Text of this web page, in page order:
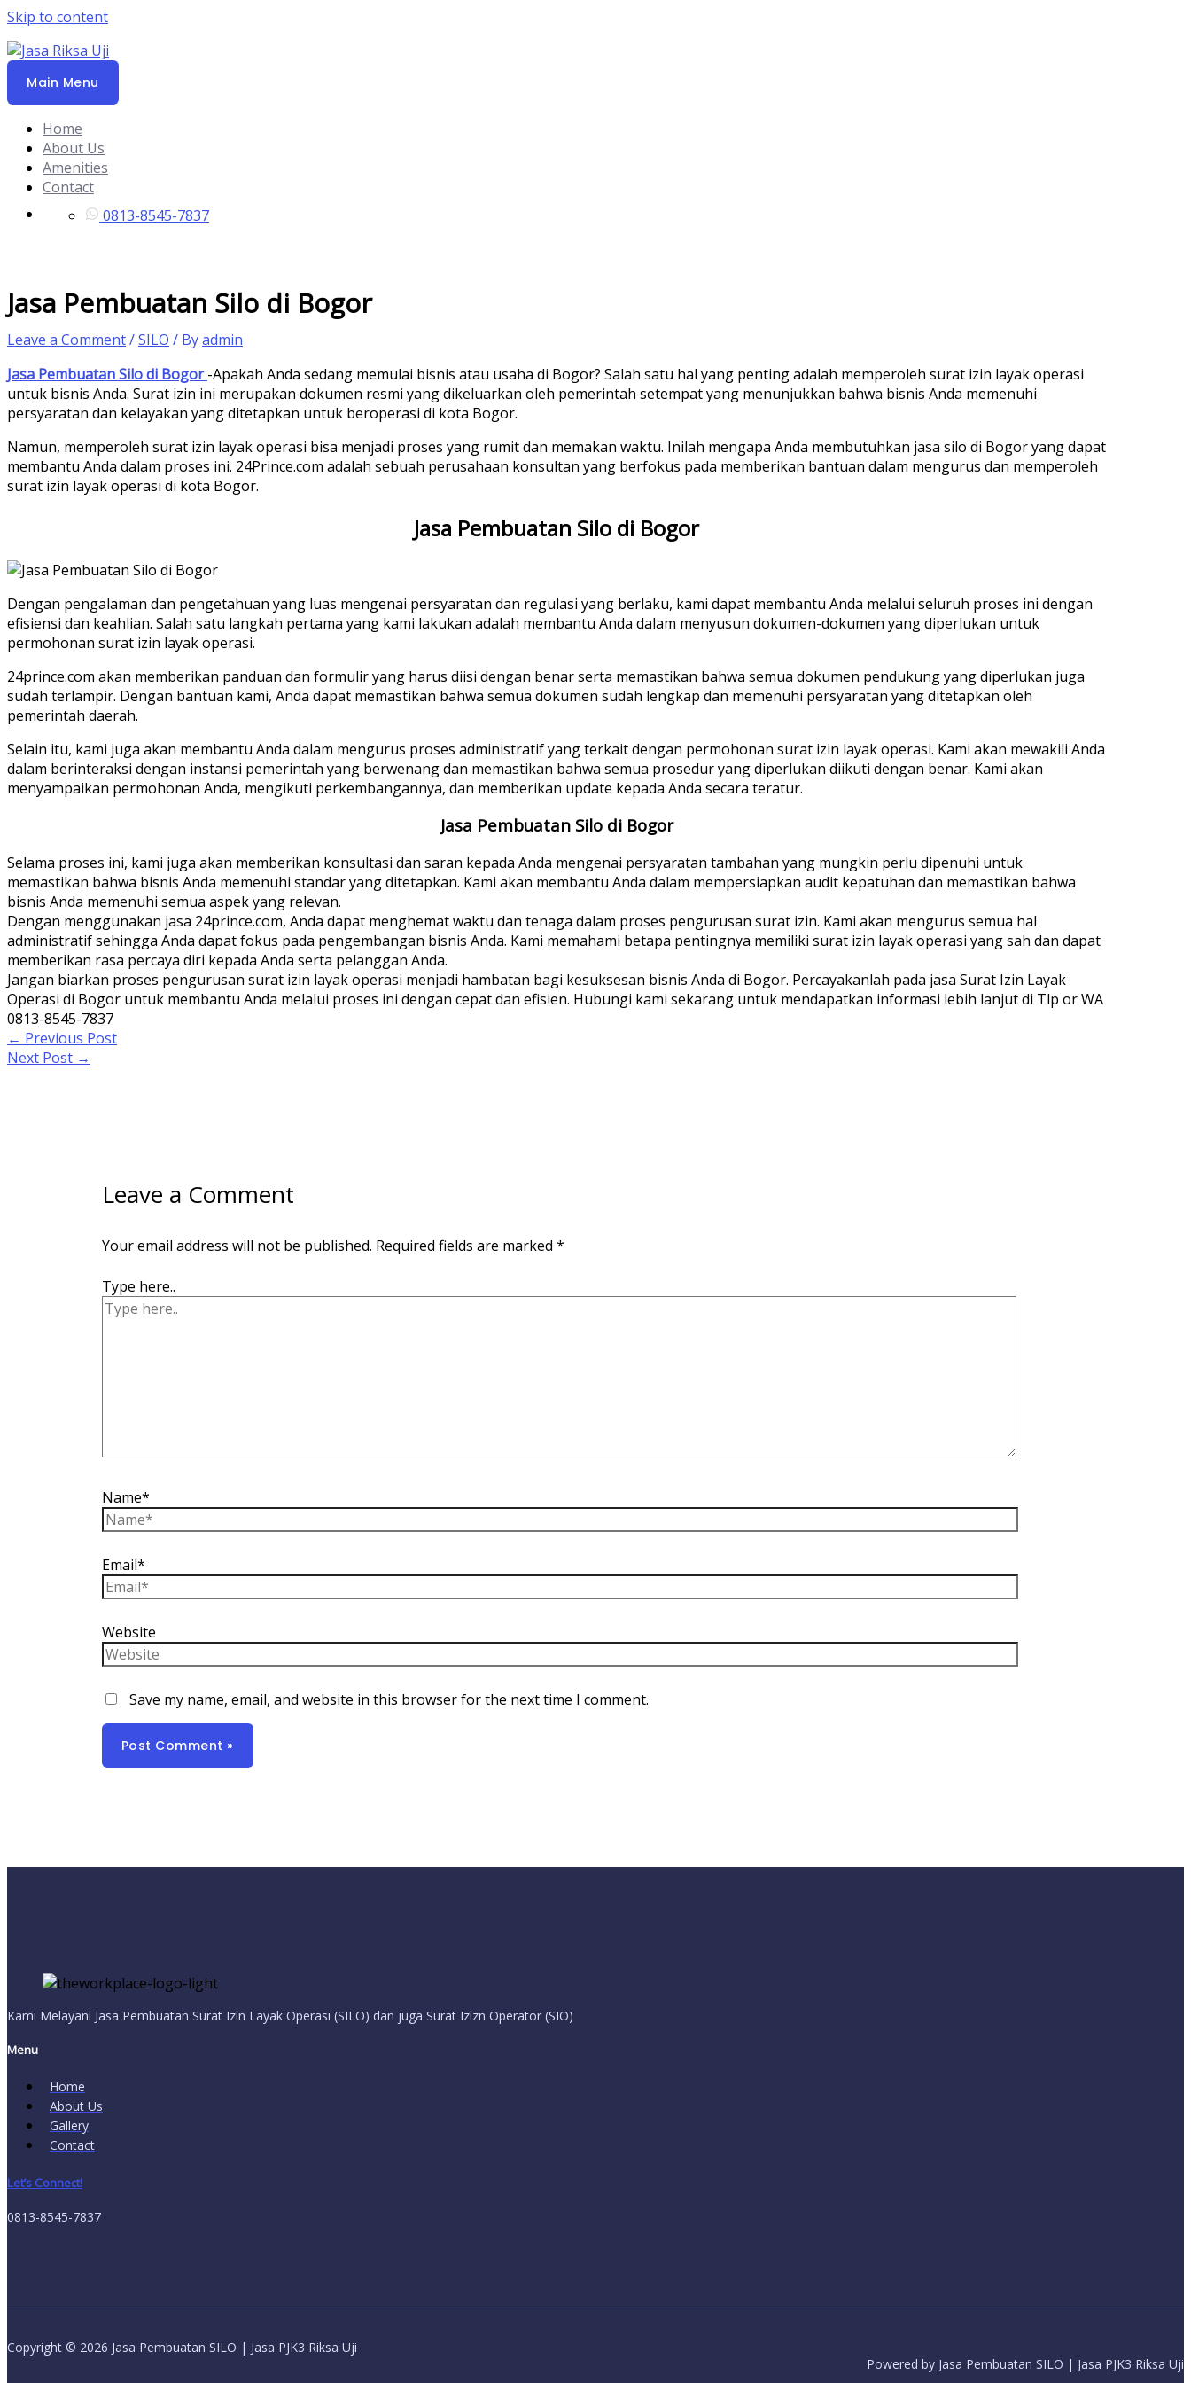
Skip to content
Main Menu
Home
About Us
Amenities
Contact
0813-8545-7837
Jasa Pembuatan Silo di Bogor
Leave a Comment/SILO / Byadmin
Jasa Pembuatan Silo di Bogor -Apakah Anda sedang memulai bisnis atau usaha di Bogor? Salah satu hal yang penting adalah memperoleh surat izin layak operasi
untuk bisnis Anda. Surat izin ini merupakan dokumen resmi yang dikeluarkan oleh pemerintah setempat yang menunjukkan bahwa bisnis Anda memenuhi
persyaratan dan kelayakan yang ditetapkan untuk beroperasi di kota Bogor.
Namun, memperoleh surat izin layak operasi bisa menjadi proses yang rumit dan memakan waktu. Inilah mengapa Anda membutuhkan jasa silo di Bogor yang dapat
membantu Anda dalam proses ini. 24Prince.com adalah sebuah perusahaan konsultan yang berfokus pada memberikan bantuan dalam mengurus dan memperoleh
surat izin layak operasi di kota Bogor.
Jasa Pembuatan Silo di Bogor
Dengan pengalaman dan pengetahuan yang luas mengenai persyaratan dan regulasi yang berlaku, kami dapat membantu Anda melalui seluruh proses ini dengan
efisiensi dan keahlian. Salah satu langkah pertama yang kami lakukan adalah membantu Anda dalam menyusun dokumen-dokumen yang diperlukan untuk
permohonan surat izin layak operasi.
24prince.com akan memberikan panduan dan formulir yang harus diisi dengan benar serta memastikan bahwa semua dokumen pendukung yang diperlukan juga
sudah terlampir. Dengan bantuan kami, Anda dapat memastikan bahwa semua dokumen sudah lengkap dan memenuhi persyaratan yang ditetapkan oleh
pemerintah daerah.
Selain itu, kami juga akan membantu Anda dalam mengurus proses administratif yang terkait dengan permohonan surat izin layak operasi. Kami akan mewakili Anda
dalam berinteraksi dengan instansi pemerintah yang berwenang dan memastikan bahwa semua prosedur yang diperlukan diikuti dengan benar. Kami akan
menyampaikan permohonan Anda, mengikuti perkembangannya, dan memberikan update kepada Anda secara teratur.
Jasa Pembuatan Silo di Bogor
Selama proses ini, kami juga akan memberikan konsultasi dan saran kepada Anda mengenai persyaratan tambahan yang mungkin perlu dipenuhi untuk
memastikan bahwa bisnis Anda memenuhi standar yang ditetapkan. Kami akan membantu Anda dalam mempersiapkan audit kepatuhan dan memastikan bahwa
bisnis Anda memenuhi semua aspek yang relevan.
Dengan menggunakan jasa 24prince.com, Anda dapat menghemat waktu dan tenaga dalam proses pengurusan surat izin. Kami akan mengurus semua hal
administratif sehingga Anda dapat fokus pada pengembangan bisnis Anda. Kami memahami betapa pentingnya memiliki surat izin layak operasi yang sah dan dapat
memberikan rasa percaya diri kepada Anda serta pelanggan Anda.
Jangan biarkan proses pengurusan surat izin layak operasi menjadi hambatan bagi kesuksesan bisnis Anda di Bogor. Percayakanlah pada jasa Surat Izin Layak
Operasi di Bogor untuk membantu Anda melalui proses ini dengan cepat dan efisien. Hubungi kami sekarang untuk mendapatkan informasi lebih lanjut di Tlp or WA
0813-8545-7837
← Previous Post
Next Post →
Leave a Comment
Your email address will not be published. Required fields are marked *
Type here..
Name*
Email*
Website
Save my name, email, and website in this browser for the next time I comment.
Kami Melayani Jasa Pembuatan Surat Izin Layak Operasi (SILO) dan juga Surat Izizn Operator (SIO)
Menu
Home
About Us
Gallery
Contact
Let’s Connect!
0813-8545-7837
Copyright © 2026 Jasa Pembuatan SILO | Jasa PJK3 Riksa Uji
Powered by Jasa Pembuatan SILO | Jasa PJK3 Riksa Uji